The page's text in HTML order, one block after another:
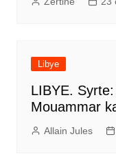
Libye
LIBYE.
Mouammar
Allain Jules